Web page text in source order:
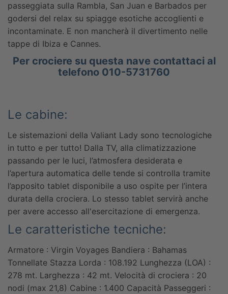
passeggiata sulla Rambla, San Juan e Barbados per
godersi del relax su spiagge esotiche accoglienti e
incontaminate. E non mancherà il divertimento nelle
tappe di Ibiza e Cannes.
Per crociere su questa nave contattaci al
telefono 010-5731760
Le cabine:
Le sistemazioni della Valiant Lady sono tecnologiche
in tutto e per tutto! Dalla TV, alla climatizzazione
passando per le luci, l’atmosfera desiderata e
l’apertura automatica delle tende si controlla tramite
l’apposito tablet disponibile a uso ospite per l’intera
durata della crociera. Lo stesso tablet servirà anche
per avere accesso all'esercitazione di emergenza.
Le caratteristiche tecniche:
Armatore : Virgin Voyages Bandiera : Bahamas
Tonnellate Stazza Lorda : 108.192 Lunghezza (LOA) :
278 mt. Larghezza : 42 mt. Velocità di crociera : 20
nodi (max 21,8) Cabine : 1.400 Capacità Passeggeri :